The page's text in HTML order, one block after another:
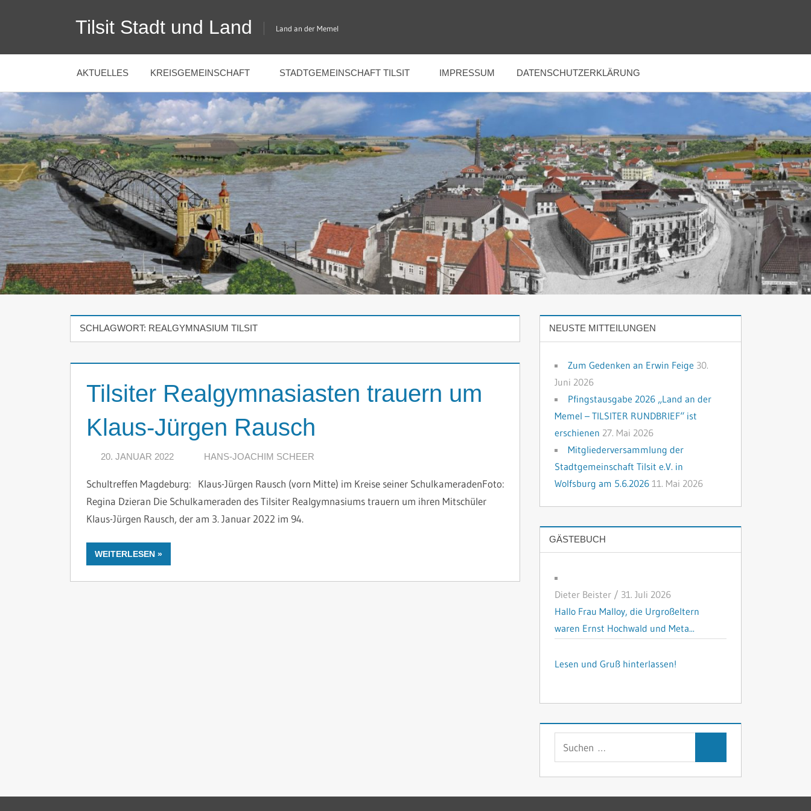
Tilsit Stadt und Land Land an der Memel
AKTUELLES KREISGEMEINSCHAFT STADTGEMEINSCHAFT TILSIT IMPRESSUM DATENSCHUTZERKLÄRUNG
SCHLAGWORT: REALGYMNASIUM TILSIT
Tilsiter Realgymnasiasten trauern um
Klaus-Jürgen Rausch
20. JANUAR 2022 HANS-JOACHIM SCHEER
Schultreffen Magdeburg: Klaus-Jürgen Rausch (vorn Mitte) im Kreise seiner SchulkameradenFoto:
Regina Dzieran Die Schulkameraden des Tilsiter Realgymnasiums trauern um ihren Mitschüler
Klaus-Jürgen Rausch, der am 3. Januar 2022 im 94.
WEITERLESEN
NEUSTE MITTEILUNGEN
Zum Gedenken an Erwin Feige 30.
Juni 2026
Pfingstausgabe 2026 „Land an der
Memel – TILSITER RUNDBRIEF“ ist
erschienen 27. Mai 2026
Mitgliederversammlung der
Stadtgemeinschaft Tilsit e.V. in
Wolfsburg am 5.6.2026 11. Mai 2026
GÄSTEBUCH
Dieter Beister / 31. Juli 2026
Hallo Frau Malloy, die Urgroßeltern
waren Ernst Hochwald und Meta...
Lesen und Gruß hinterlassen!